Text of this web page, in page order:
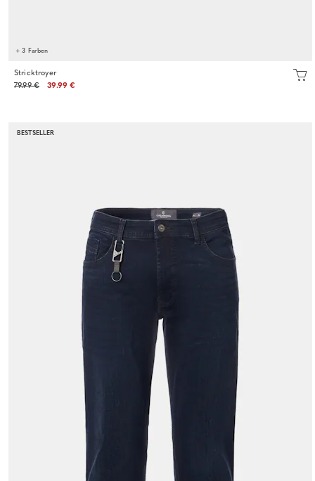
+ 3 Farben
Stricktroyer
79.99 €
39.99 €
BESTSELLER